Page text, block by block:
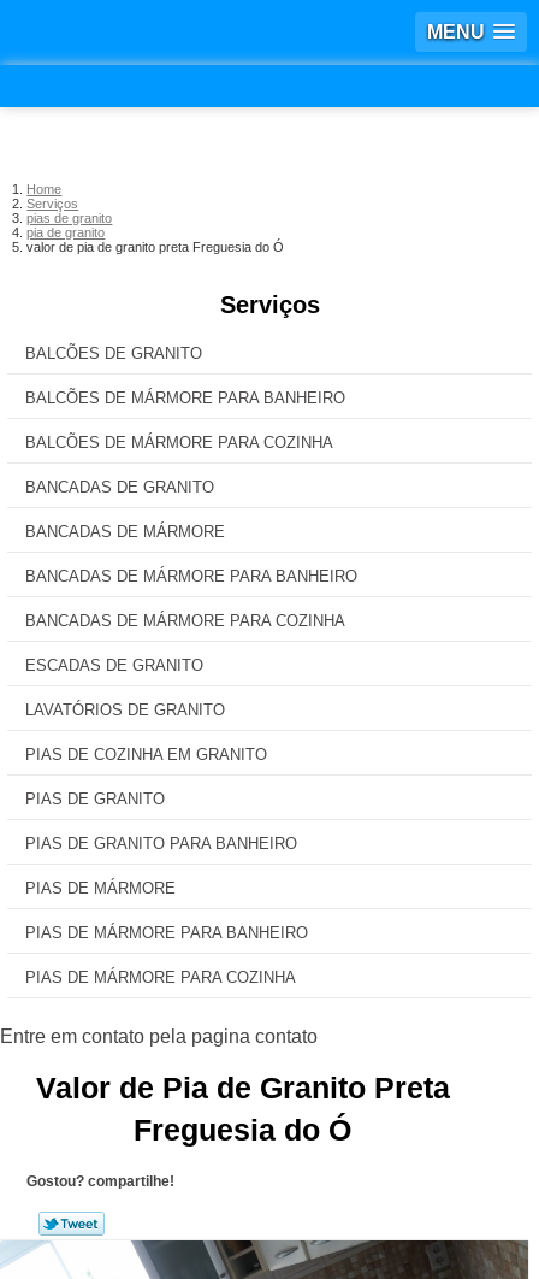
MENU
Home
Serviços
pias de granito
pia de granito
valor de pia de granito preta Freguesia do Ó
Serviços
BALCÕES DE GRANITO
BALCÕES DE MÁRMORE PARA BANHEIRO
BALCÕES DE MÁRMORE PARA COZINHA
BANCADAS DE GRANITO
BANCADAS DE MÁRMORE
BANCADAS DE MÁRMORE PARA BANHEIRO
BANCADAS DE MÁRMORE PARA COZINHA
ESCADAS DE GRANITO
LAVATÓRIOS DE GRANITO
PIAS DE COZINHA EM GRANITO
PIAS DE GRANITO
PIAS DE GRANITO PARA BANHEIRO
PIAS DE MÁRMORE
PIAS DE MÁRMORE PARA BANHEIRO
PIAS DE MÁRMORE PARA COZINHA
Valor de Pia de Granito Preta
Freguesia do Ó
Gostou? compartilhe!